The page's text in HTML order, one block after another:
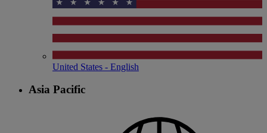
United States - English
Asia Pacific